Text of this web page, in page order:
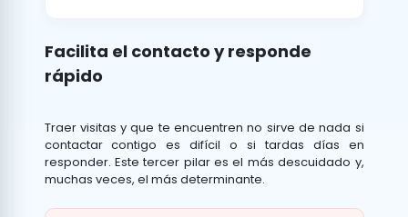
Facilita el contacto y responde
rápido
Traer visitas y que te encuentren no sirve de nada si
contactar contigo es difícil o si tardas días en
responder. Este tercer pilar es el más descuidado y,
muchas veces, el más determinante.